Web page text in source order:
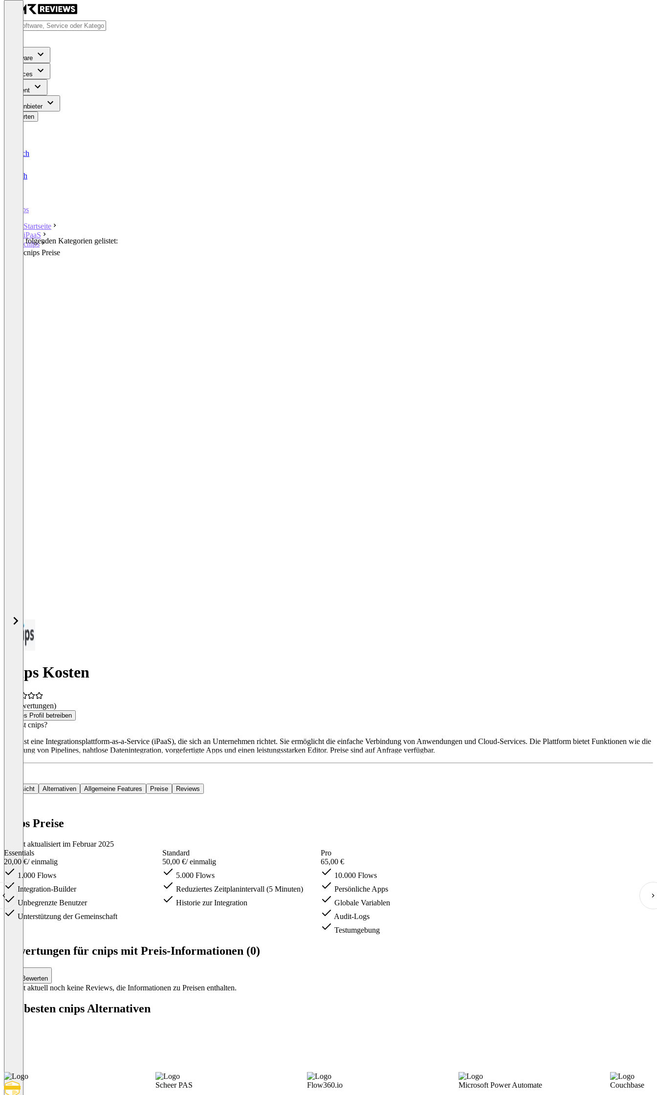
Software
Services
Content
Für Anbieter
Bewerten
Deutsch
English
cnips
Startseite
iPaaS
cnips
cnips Preise
In den folgenden Kategorien gelistet:
cnips Kosten
(0 Bewertungen)
Dieses Profil betreiben
Was ist cnips?
cnips ist eine Integrationsplattform-as-a-Service (iPaaS), die sich an Unternehmen richtet. Sie ermöglicht die einfache Verbindung von Anwendungen und Cloud-Services. Die Plattform bietet Funktionen wie die
Erstellung von Pipelines, nahtlose Datenintegration, vorgefertigte Apps und einen leistungsstarken Editor. Preise sind auf Anfrage verfügbar.
Übersicht Alternativen Allgemeine Features Preise Reviews
cnips Preise
Zuletzt aktualisiert im Februar 2025
Essentials
20,00 €/ einmalig
1.000 Flows
Integration-Builder
Unbegrenzte Benutzer
Unterstützung der Gemeinschaft
Standard
50,00 €/ einmalig
5.000 Flows​
Reduziertes Zeitplanintervall (5 Minuten)
Historie zur Integration
Pro
65,00 €
10.000 Flows
Persönliche Apps
Globale Variablen
Audit-Logs
Testumgebung
Bewertungen für cnips mit Preis-Informationen (0)
Bewerten
Es gibt aktuell noch keine Reviews, die Informationen zu Preisen enthalten.
Die besten cnips Alternativen
Scheer PAS Flow360.io Microsoft Power Automate Couchbase